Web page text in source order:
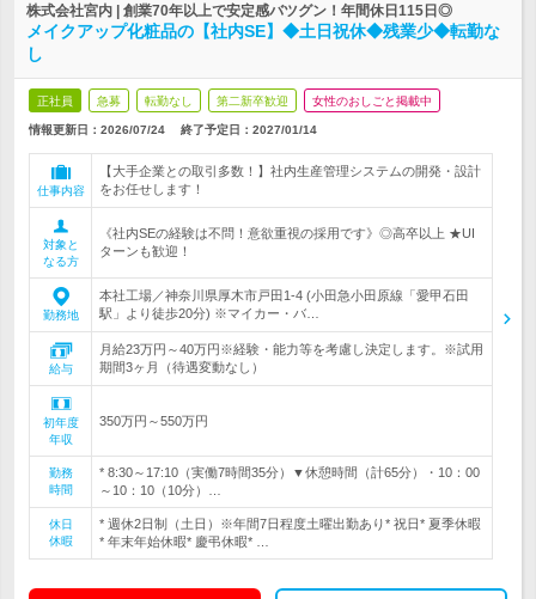
株式会社宮内 | 創業70年以上で安定感バツグン！年間休日115日◎
メイクアップ化粧品の【社内SE】◆土日祝休◆残業少◆転勤な
し
正社員 急募 転勤なし 第二新卒歓迎 女性のおしごと掲載中
情報更新日：2026/07/24 終了予定日： 2027/01/14
仕事内容
【大手企業との取引多数！】社内生産管理システムの開発・設計
をお任せします！
対象と
なる方
《社内SEの経験は不問！意欲重視の採用です》◎高卒以上 ★UI
ターンも歓迎！
勤務地
本社工場／神奈川県厚木市戸田1-4 (小田急小田原線「愛甲石田
駅」より徒歩20分) ※マイカー・バ…
給与
月給23万円～40万円※経験・能力等を考慮し決定します。※試用
期間3ヶ月（待遇変動なし）
初年度
年収
350万円～550万円
勤務
時間
* 8:30～17:10（実働7時間35分）▼休憩時間（計65分）・10：00
～10：10（10分）…
休日
休暇
* 週休2日制（土日）※年間7日程度土曜出勤あり* 祝日* 夏季休暇
* 年末年始休暇* 慶弔休暇* …